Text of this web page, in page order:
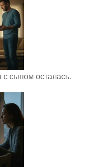
сыном осталась.